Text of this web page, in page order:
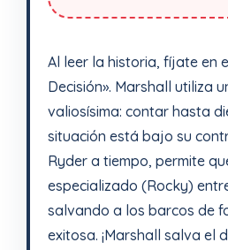
Al leer la historia, fíjate en
Decisión». Marshall utiliza
valiosísima: contar hasta
situación está bajo su
Ryder a tiempo, permite
especializado (Rocky)
salvando a los barcos de
exitosa. ¡Marshall salva el